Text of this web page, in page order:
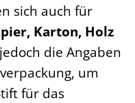
sich auch für
Karton, Holz
die Angaben
um
für das